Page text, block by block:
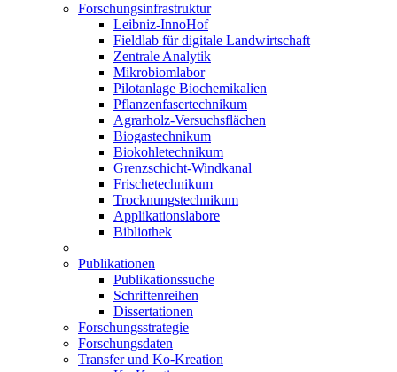
Forschungsinfrastruktur
Leibniz-InnoHof
Fieldlab für digitale Landwirtschaft
Zentrale Analytik
Mikrobiomlabor
Pilotanlage Biochemikalien
Pflanzenfasertechnikum
Agrarholz-Versuchsflächen
Biogastechnikum
Biokohletechnikum
Grenzschicht-Windkanal
Frischetechnikum
Trocknungstechnikum
Applikationslabore
Bibliothek
Publikationen
Publikationssuche
Schriftenreihen
Dissertationen
Forschungsstrategie
Forschungsdaten
Transfer und Ko-Kreation